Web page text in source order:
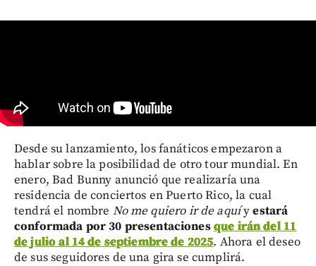
Desde su lanzamiento, los fanáticos empezaron a
hablar sobre la posibilidad de otro tour mundial. En
enero, Bad Bunny anunció que realizaría una
residencia de conciertos en Puerto Rico, la cual
tendrá el nombre No me quiero ir de aquíyestará
conformada por 30 presentacionesque irán del 11
de julio al 14 de septiembre de 2025. Ahora el deseo
de sus seguidores de una gira se cumplirá.